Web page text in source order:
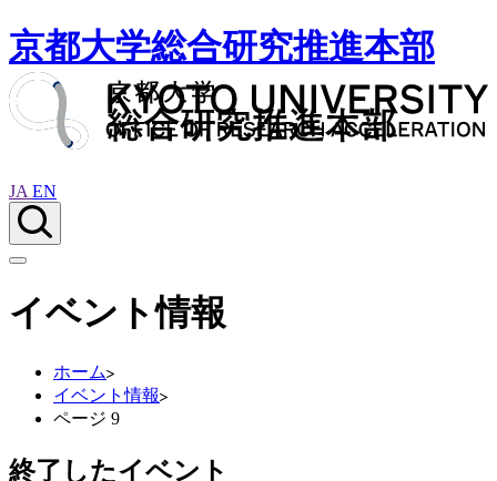
京都大学総合研究推進本部
JA EN
イベント情報
ホーム
イベント情報
ページ 9
終了したイベント